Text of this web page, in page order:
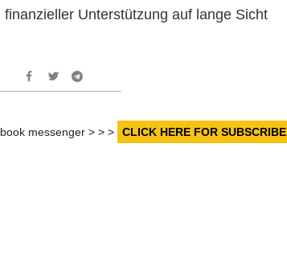
Unterstützung auf lange Sicht
messenger > > > CLICK HERE FOR SUBSCRIBE